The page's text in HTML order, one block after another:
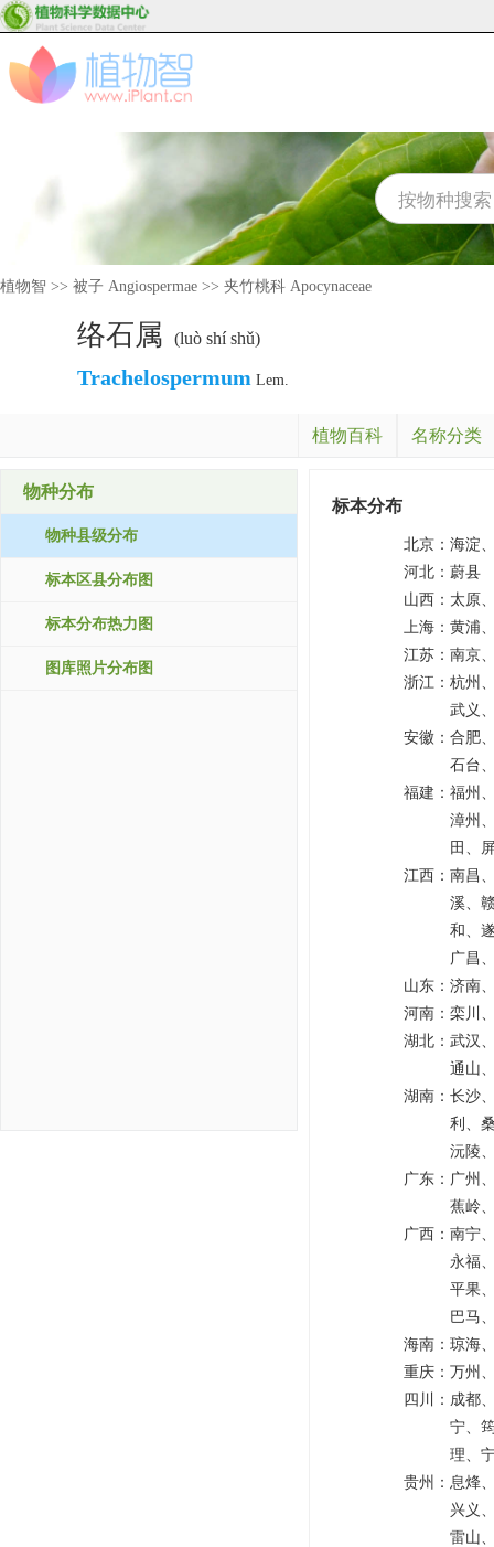
植物智 >> 被子 Angiospermae >> 夹竹桃科 Apocynaceae
络石属 (luò shí shǔ)
Trachelospermum Lem.
植物百科 名称分类
物种分布
物种县级分布
标本区县分布图
标本分布热力图
图库照片分布图
标本分布
北京： 海淀
河北： 蔚县
山西： 太原
上海： 黄浦
江苏： 南京
浙江： 杭州
武义
安徽： 合肥
石台
福建： 福州
漳州
田、
江西： 南昌
溪、
和、
广昌
山东： 济南
河南： 栾川
湖北： 武汉
通山
湖南： 长沙
利、
沅陵
广东： 广州
蕉岭
广西： 南宁
永福
平果
巴马
海南： 琼海
重庆： 万州
四川： 成都
宁、
理、
贵州： 息烽
兴义
雷山